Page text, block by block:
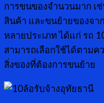
การขนของจำนวนมาก เ
สินค้า และขนย้ายของจา
หลายประเภท ได้แก่ รถ
สามารถเลือกใช้ได้ตามค
สิ่งของที่ต้องการขนย้าย